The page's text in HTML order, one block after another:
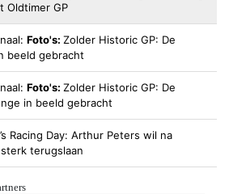
Oldtimer GP
Foto's: Zolder Historic GP: De
beeld gebracht
Foto's: Zolder Historic GP: De
in beeld gebracht
Racing Day: Arthur Peters wil na
terugslaan